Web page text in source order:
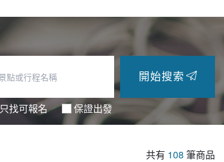
只找可報名 保證出發
開始搜索
共有 108 筆商品